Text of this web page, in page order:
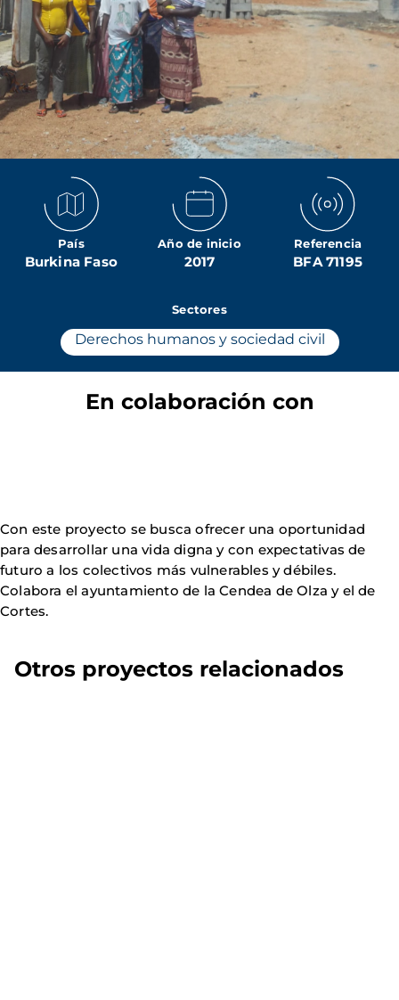
País
Burkina Faso
Año de inicio
2017
Referencia
BFA 71195
Sectores
Derechos humanos y sociedad civil
En colaboración con
Con este proyecto se busca ofrecer una oportunidad
para desarrollar una vida digna y con expectativas de
futuro a los colectivos más vulnerables y débiles.
Colabora el ayuntamiento de la Cendea de Olza y el de
Cortes.
Otros proyectos relacionados